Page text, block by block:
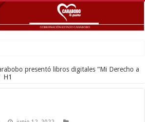
presentó libros digitales “Mi Derecho a
H1